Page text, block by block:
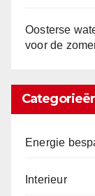
Oosterse
voor de
Energie
Interieur